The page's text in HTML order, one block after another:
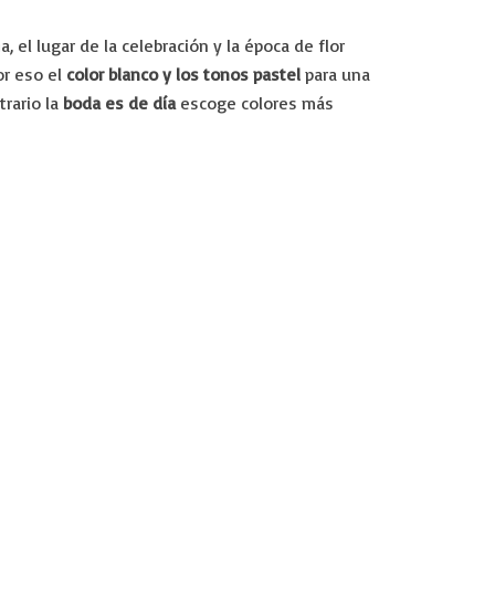
el lugar de la celebración y la época de flor
eso el color blanco y los tonos pastel para una
la boda es de díaescoge colores más